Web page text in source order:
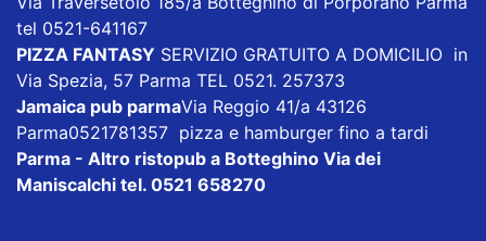
tel 0521-641167
PIZZA FANTASY SERVIZIO GRATUITO A DOMICILIO in
Via Spezia, 57 Parma TEL 0521. 257373
Jamaica pub parmaVia Reggio 41/a 43126
Parma0521781357 pizza e hamburger fino a tardi
Parma - Altro ristopub a Botteghino Via dei
Maniscalchi tel. 0521 658270